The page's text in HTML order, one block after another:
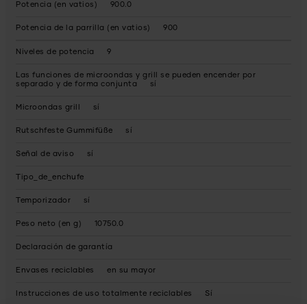
Potencia (en vatios) 900.0
Potencia de la parrilla (en vatios) 900
Niveles de potencia 9
Las funciones de microondas y grill se pueden encender por
separado y de forma conjunta
sí
Microondas grill sí
Rutschfeste Gummifüße sí
Señal de aviso sí
Tipo_de_enchufe
Temporizador sí
Peso neto (en g) 10750.0
Declaración de garantía
Envases reciclables en su mayor
Instrucciones de uso totalmente reciclables Sí